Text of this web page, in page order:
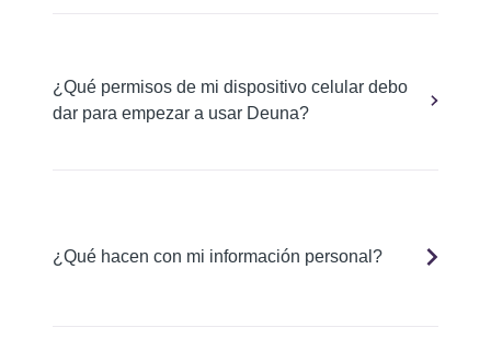
¿Qué permisos de mi dispositivo celular debo
dar para empezar a usar Deuna?
¿Qué hacen con mi información personal?